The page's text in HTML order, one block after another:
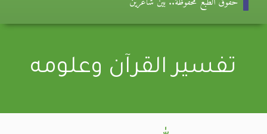
تفسير القرآن وعلومه